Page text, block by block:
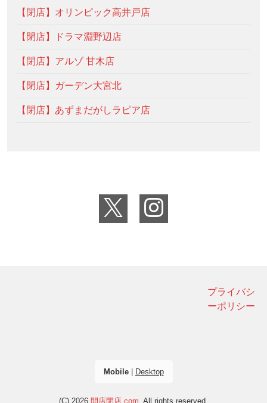
【閉店】オリンピック高井戸店
【閉店】ドラマ淵野辺店
【閉店】アルゾ 甘木店
【閉店】ガーデン大宮北
【閉店】あずまだがしラピア店
プライバシ
ーポリシー
Mobile| Desktop
(C) 2026 開店閉店.com . All rights reserved.